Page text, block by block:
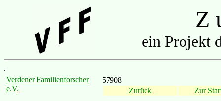
Z
ein Projekt
.
Verdener Familienforscher
e.V.
57908
Zurück
Zur